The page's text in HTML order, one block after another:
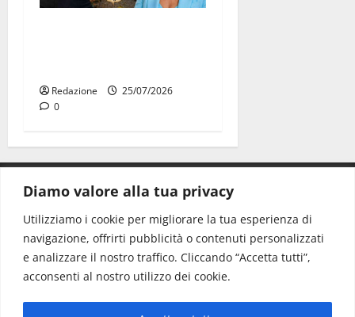
Diamo valore alla tua privacy
Utilizziamo i cookie per migliorare la tua esperienza di
navigazione, offrirti pubblicità o contenuti personalizzati
e analizzare il nostro traffico. Cliccando “Accetta tutti”,
acconsenti al nostro utilizzo dei cookie.
Redazione
25/07/2026
0
Redazione: redazione@www.martinasera.it
Direttore:direttore@www.martinasera.it
Info & Commerciale:info@www.martinasera.it